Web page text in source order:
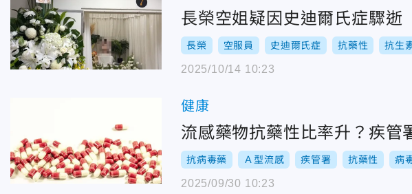
長榮空姐疑因史迪爾氏症驟
長榮 空服員 史迪爾氏症 抗藥性 抗生
2025/10/14 10:23
健康
流感藥物抗藥性比率升？疾管
抗病毒藥 Ａ型流感 疾管署 抗藥性 病
2025/09/30 10:23